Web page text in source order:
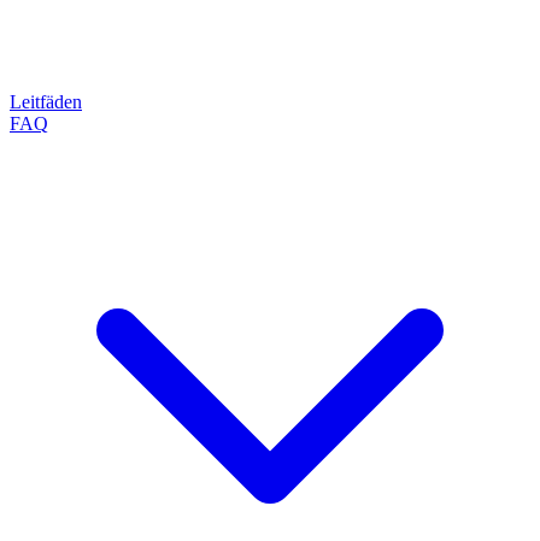
Leitfäden
FAQ